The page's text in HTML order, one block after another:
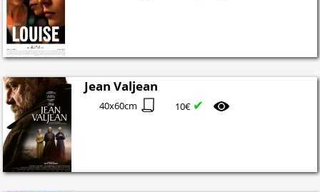
Jean Valjean
40x60cm 10€ ✔